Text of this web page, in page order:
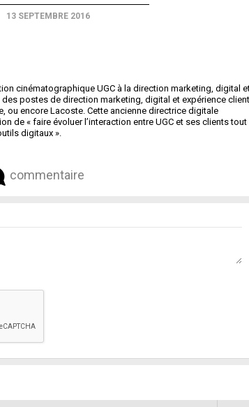
13 SEPTEMBRE 2016
cinématographique UGC à la direction marketing, digital
postes de direction marketing, digital et expérience
ou encore Lacoste. Cette ancienne directrice digitale
de « faire évoluer l’interaction entre UGC et ses clients tout
digitaux ».
commentaire